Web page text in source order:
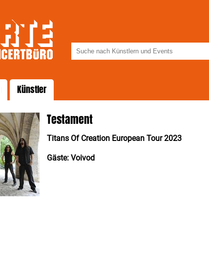
Künstler
Testament
Titans Of Creation European Tour 2023
Gäste: Voivod